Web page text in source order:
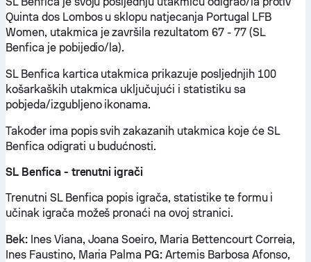
Quinta dos Lombos u sklopu natjecanja Portugal LFB
Women, utakmica je završila rezultatom 67 - 77 (SL
Benfica je pobijedio/la).
SL Benfica kartica utakmica prikazuje posljednjih 100
košarkaških utakmica uključujući i statistiku sa
pobjeda/izgubljeno ikonama.
Također ima popis svih zakazanih utakmica koje će SL
Benfica odigrati u budućnosti.
SL Benfica - trenutni igrači
Trenutni SL Benfica popis igrača, statistike te formu i
učinak igrača možeš pronaći na ovoj stranici.
Bek:Ines Viana, Joana Soeiro, Maria Bettencourt Correia,
Ines Faustino, Maria Palma PG: Artemis Barbosa Afonso,